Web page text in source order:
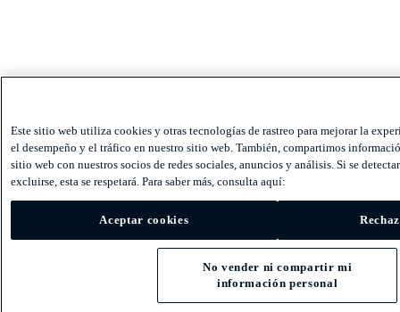
Este sitio web utiliza cookies y otras tecnologías de rastreo para mejorar la
el desempeño y el tráfico en nuestro sitio web. También, compartimos
sitio web con nuestros socios de redes sociales, anuncios y análisis. Si se
excluirse, esta se respetará. Para saber más, consulta aquí:
Aceptar cookies
No vender ni compartir mi
información personal